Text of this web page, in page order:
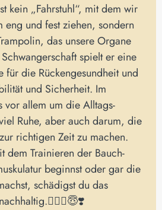
kein „Fahrstuhl“, mit dem wir
eng und fest ziehen, sondern
das unsere Organe
spielt er eine
für die Rückengesundheit und
und Sicherheit. Im
vor allem um die Alltags-
Ruhe, aber auch darum, die
richtigen Zeit zu machen.
dem Trainieren der Bauch-
beginnst oder gar die
schädigst du das